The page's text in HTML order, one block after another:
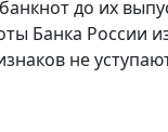
до их
Банка России
не